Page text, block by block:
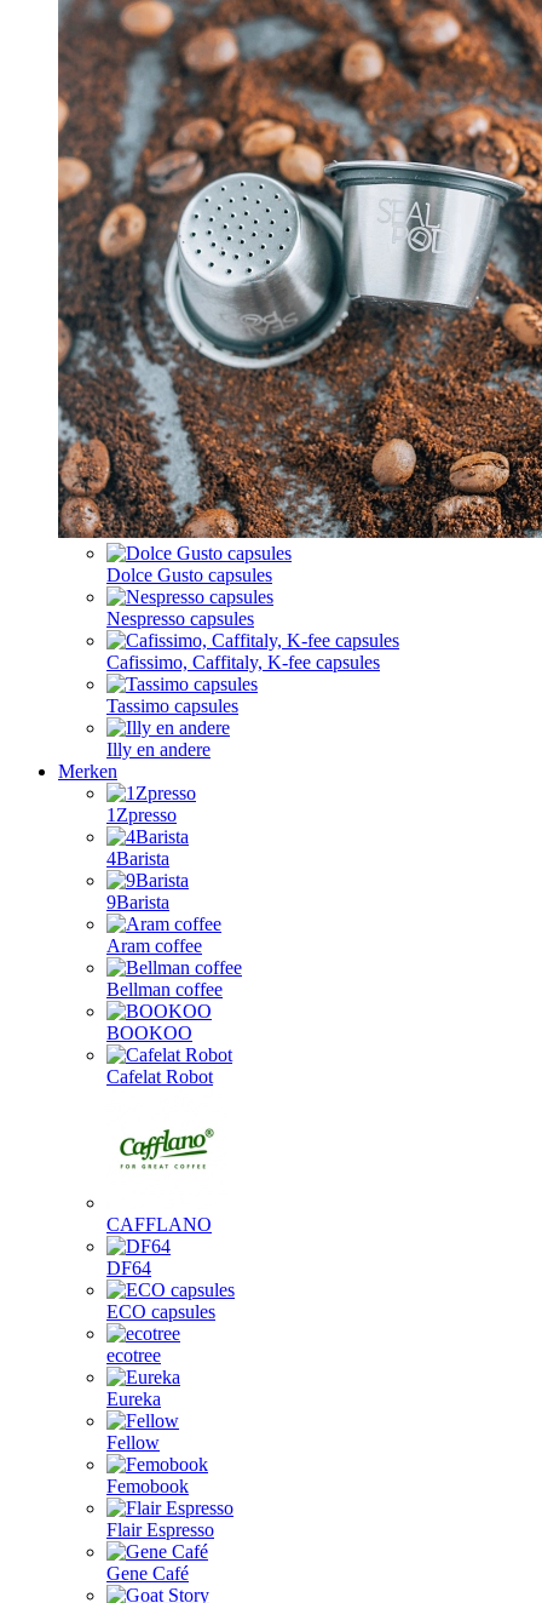
Dolce Gusto capsules
Nespresso capsules
Cafissimo, Caffitaly, K-fee capsules
Tassimo capsules
Illy en andere
Merken
1Zpresso
4Barista
9Barista
Aram coffee
Bellman coffee
BOOKOO
Cafelat Robot
CAFFLANO
DF64
ECO capsules
ecotree
Eureka
Fellow
Femobook
Flair Espresso
Gene Café